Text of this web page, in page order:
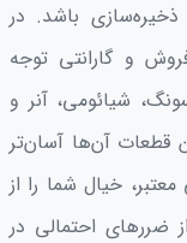
باشد. در
و گارانتی توجه
شیائومی، آنر و
قطعات آن‌ها آسان‌تر
خیال شما را از
احتمالی در